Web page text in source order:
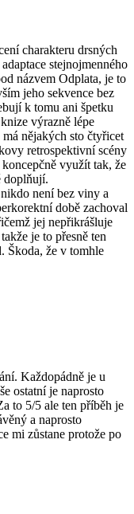
charakteru drsných
stejnojmenného
názvem Odplata, je to
jeho sekvence bez
k tomu ani špetku
výrazně lépe
nějakých sto čtyřicet
retrospektivní scény
využít tak, že
doplňují.
není bez viny a
době zachoval
jej nepřikrášluje
je to přesně ten
Škoda, že v tomhle
Každopádně je u
ostatní je naprosto
to 5/5 ale ten příběh je
a naprosto
mi zůstane protože po